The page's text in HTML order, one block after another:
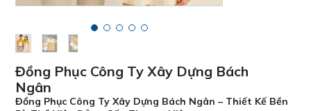
Đồng Phục Công Ty Xây Dựng Bách
Ngân
Đồng Phục Công Ty Xây Dựng Bách Ngân – Thiết Kế Bền